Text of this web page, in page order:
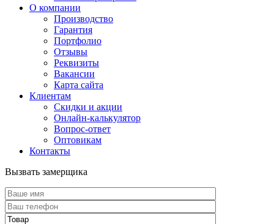
О компании
Производство
Гарантия
Портфолио
Отзывы
Реквизиты
Вакансии
Карта сайта
Клиентам
Скидки и акции
Онлайн-калькулятор
Вопрос-ответ
Оптовикам
Контакты
Вызвать замерщика